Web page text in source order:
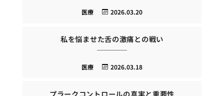
2026.03.20
医療
私を悩ませた舌の激痛との戦い
2026.03.18
医療
プラークコントロールの真実と重要性